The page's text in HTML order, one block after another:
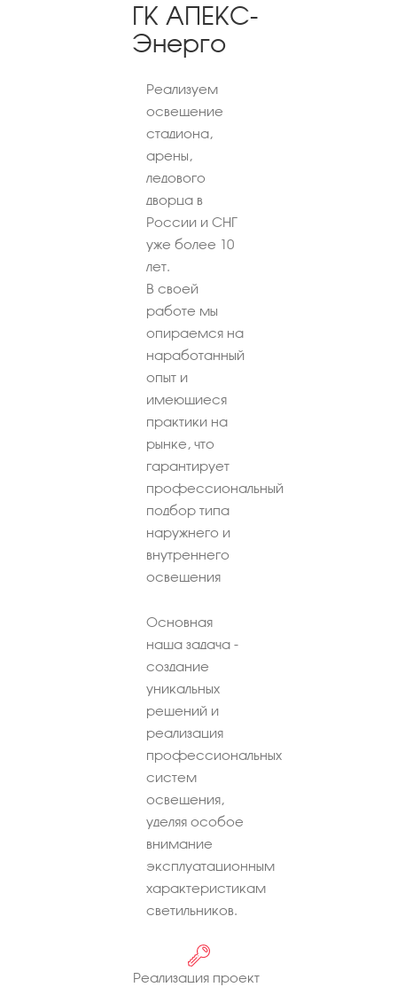
ГК АПЕКС-
Энерго
Реализуем
освещение
стадиона,
арены,
ледового
дворца в
России и СНГ
уже более 10
лет.
В своей
работе мы
опираемся на
наработанный
опыт и
имеющиеся
практики на
рынке, что
гарантирует
профессиональный
подбор типа
наружнего и
внутреннего
освещения
Основная
наша задача -
создание
уникальных
решений и
реализация
профессиональных
систем
освещения,
уделяя особое
внимание
эксплуатационным
характеристикам
светильников.
Реализация проект